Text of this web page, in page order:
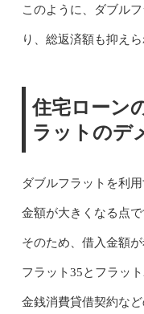
このように、ダブル
り、総返済額も抑えら
住宅ローン
ラットのデ
ダブルフラットを利
金額が大きくなる点で
そのため、借入金額
フラット35とフラッ
金銭消費貸借契約な